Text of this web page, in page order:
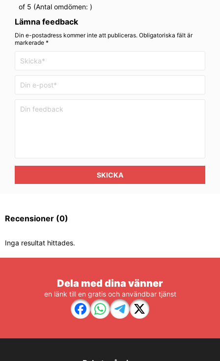
of 5 (Antal omdömen: )
Lämna feedback
Din e-postadress kommer inte att publiceras. Obligatoriska fält är
markerade *
SKICKA
Recensioner (0)
Inga resultat hittades.
Dela med dina vänner
en länk till en gratis och användbar tjänst